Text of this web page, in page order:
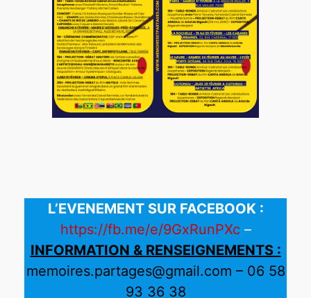
L’EVENEMENT SUR FACEBOOK :
https://fb.me/e/9GxRunPXc –
INFORMATION & RENSEIGNEMENTS :
memoires.partages@gmail.com – 06 58
93 36 38